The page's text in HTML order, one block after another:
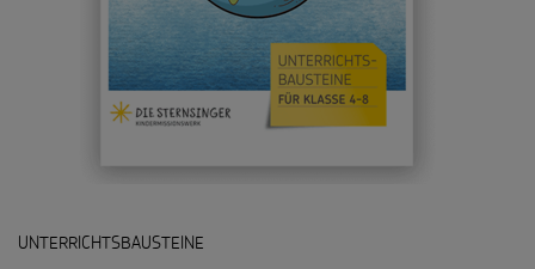
Grundsätze der Projektarbeit
Gottesdienstbausteine
SPENDEN
Pate werden
Sternsinger-Spendenaktionen
Die Sternsinger auf WhatsApp
UNTERRICHTSBAUSTEINE